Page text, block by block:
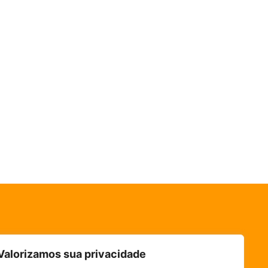
sua privacidade